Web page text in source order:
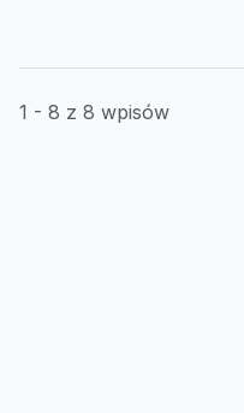
1 - 8 z 8 wpisów